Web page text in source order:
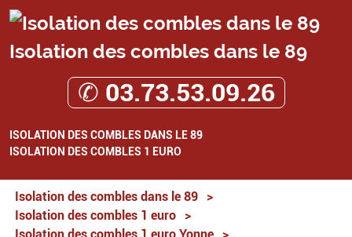
Isolation des combles dans le 89
✆ 03.73.53.09.26
ISOLATION DES COMBLES DANS LE 89
ISOLATION DES COMBLES 1 EURO
Isolation des combles dans le 89
>
Isolation des combles 1 euro
>